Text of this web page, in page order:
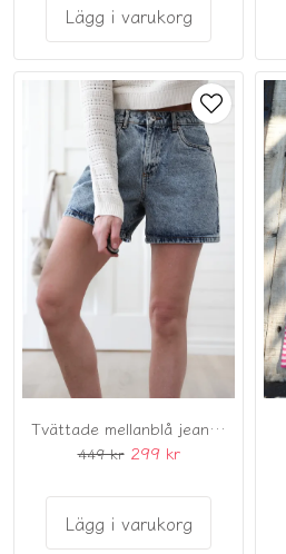
Lägg i varukorg
Tvättade mellanblå jeansshorts i bomullsdenim
449 kr 299 kr
Lägg i varukorg